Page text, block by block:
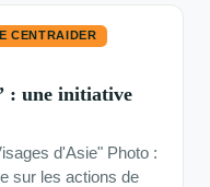
CENTRAIDER
: une initiative
d'Asie" Photo :
sur les actions de